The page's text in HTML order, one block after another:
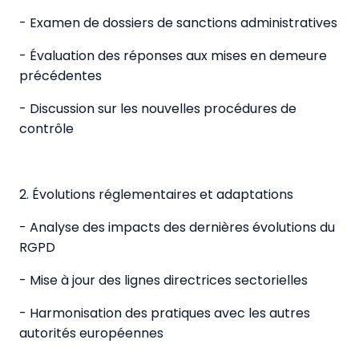
- Examen de dossiers de sanctions administratives
- Évaluation des réponses aux mises en demeure
précédentes
- Discussion sur les nouvelles procédures de
contrôle
2. Évolutions réglementaires et adaptations
- Analyse des impacts des dernières évolutions du
RGPD
- Mise à jour des lignes directrices sectorielles
- Harmonisation des pratiques avec les autres
autorités européennes